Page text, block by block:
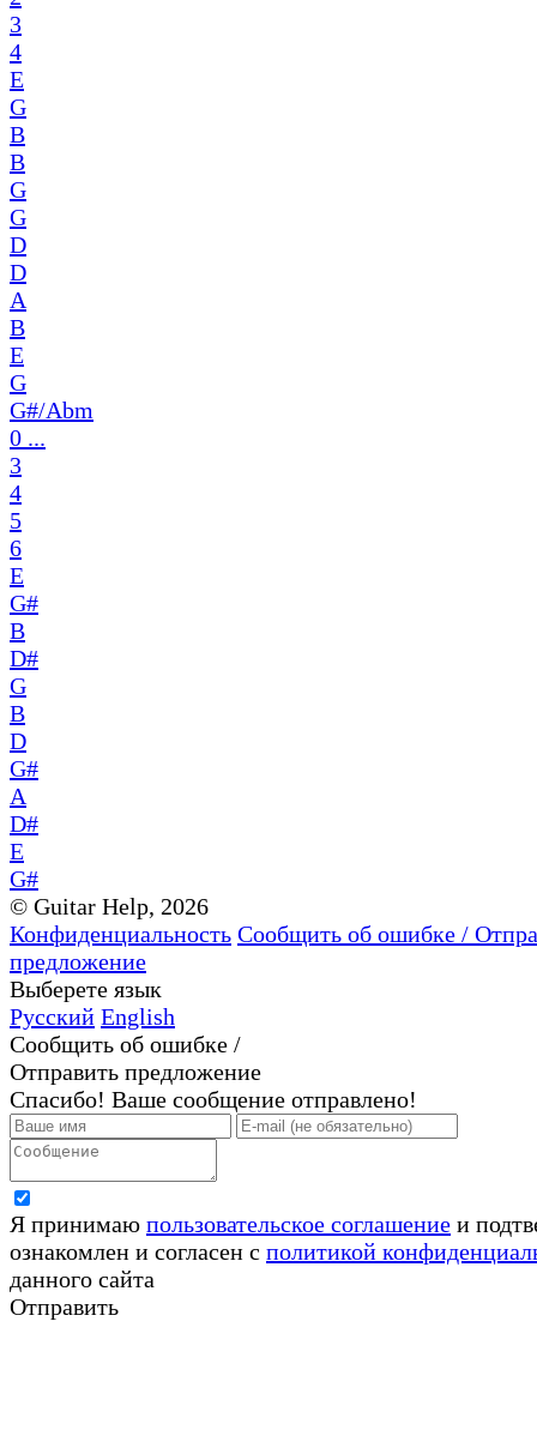
3
4
E
G
B
B
G
G
D
D
A
B
E
G
G#/Abm
0 ...
3
4
5
6
E
G#
B
D#
G
B
D
G#
A
D#
E
G#
© Guitar Help, 2026
Конфиденциальность Сообщить об ошибке /
предложение
Выберете язык
Русский English
Сообщить об ошибке /
Отправить предложение
Спасибо! Ваше сообщение отправлено!
Я принимаю пользовательское соглашение и
ознакомлен и согласен с политикой
данного сайта
Отправить